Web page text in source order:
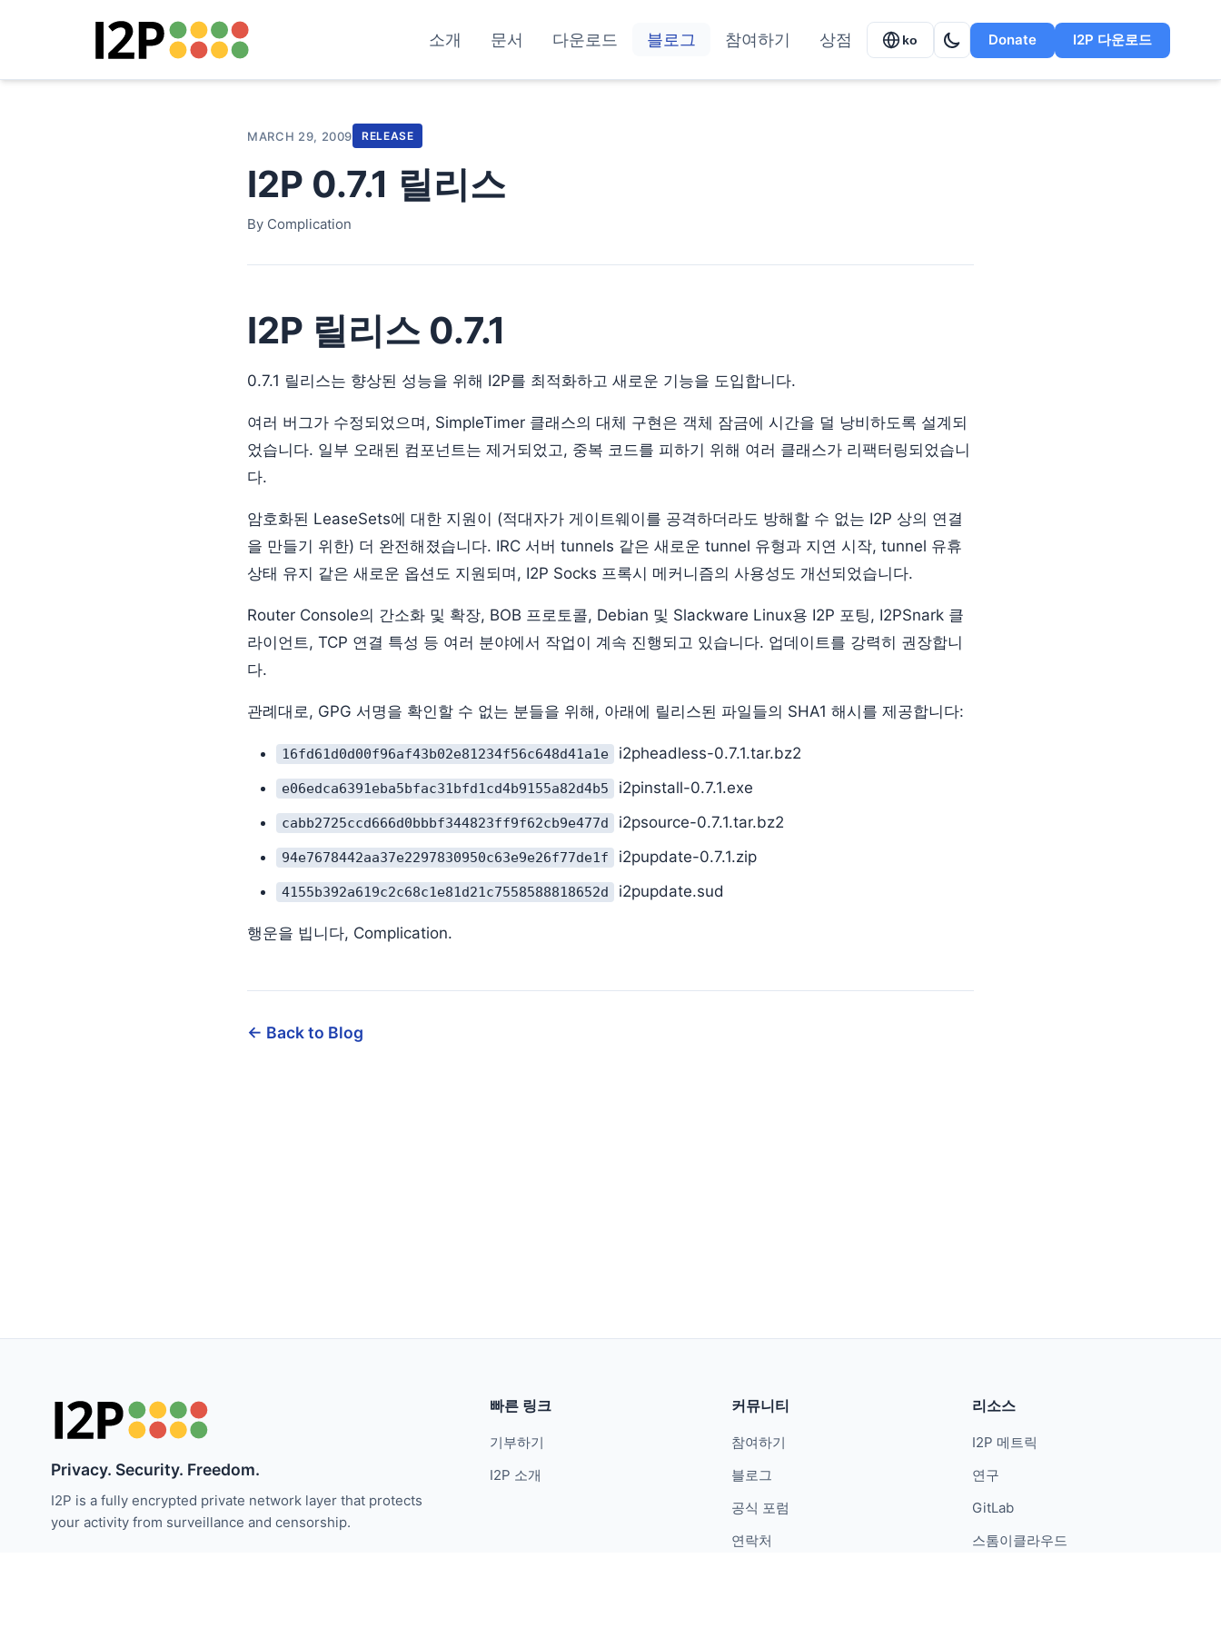
소개 문서 다운로드 블로그 참여하기 상점 ko Donate I2P 다운로드
MARCH 29, 2009 RELEASE
I2P 0.7.1 릴리스
By Complication
I2P 릴리스 0.7.1
0.7.1 릴리스는 향상된 성능을 위해 I2P를 최적화하고 새로운 기능을 도입합니다.
여러 버그가 수정되었으며, SimpleTimer 클래스의 대체 구현은 객체 잠금에 시간을 덜 낭비하도록 설계되
었습니다. 일부 오래된 컴포넌트는 제거되었고, 중복 코드를 피하기 위해 여러 클래스가 리팩터링되었습니
다.
암호화된 LeaseSets에 대한 지원이 (적대자가 게이트웨이를 공격하더라도 방해할 수 없는 I2P 상의 연결
을 만들기 위한) 더 완전해졌습니다. IRC 서버 tunnels 같은 새로운 tunnel 유형과 지연 시작, tunnel 유휴
상태 유지 같은 새로운 옵션도 지원되며, I2P Socks 프록시 메커니즘의 사용성도 개선되었습니다.
Router Console의 간소화 및 확장, BOB 프로토콜, Debian 및 Slackware Linux용 I2P 포팅, I2PSnark 클
라이언트, TCP 연결 특성 등 여러 분야에서 작업이 계속 진행되고 있습니다. 업데이트를 강력히 권장합니
다.
관례대로, GPG 서명을 확인할 수 없는 분들을 위해, 아래에 릴리스된 파일들의 SHA1 해시를 제공합니다:
16fd61d0d00f96af43b02e81234f56c648d41a1e i2pheadless-0.7.1.tar.bz2
e06edca6391eba5bfac31bfd1cd4b9155a82d4b5 i2pinstall-0.7.1.exe
cabb2725ccd666d0bbbf344823ff9f62cb9e477d i2psource-0.7.1.tar.bz2
94e7678442aa37e2297830950c63e9e26f77de1f i2pupdate-0.7.1.zip
4155b392a619c2c68c1e81d21c7558588818652d i2pupdate.sud
행운을 빕니다, Complication.
← Back to Blog
Privacy. Security. Freedom.
I2P is a fully encrypted private network layer that protects
your activity from surveillance and censorship.
빠른 링크
기부하기
I2P 소개
커뮤니티
참여하기
블로그
공식 포럼
연락처
리소스
I2P 메트릭
연구
GitLab
스톰이클라우드